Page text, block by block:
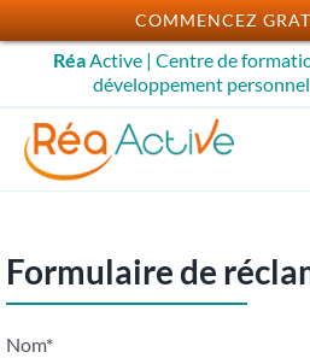
Passer
au
contenu
RéaActive | Centre de
développement
Formulaire de
Nom*
COMMENCEZ